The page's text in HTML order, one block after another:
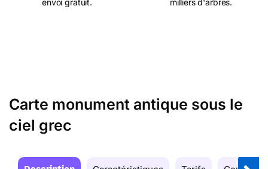
envoi gratuit.
milliers d'arbres.
Carte monument antique sous le
ciel grec